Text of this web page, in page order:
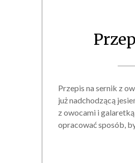
Przepis na sernik z
już nadchodzącą
z owocami i
opracować sposób,